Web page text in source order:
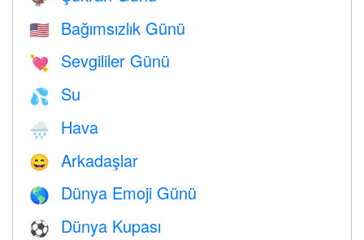
🇺🇸 Bağımsızlık Günü
💘 Sevgililer Günü
💦 Su
🌧 Hava
😄 Arkadaşlar
🌎 Dünya Emoji Günü
⚽ Dünya Kupası